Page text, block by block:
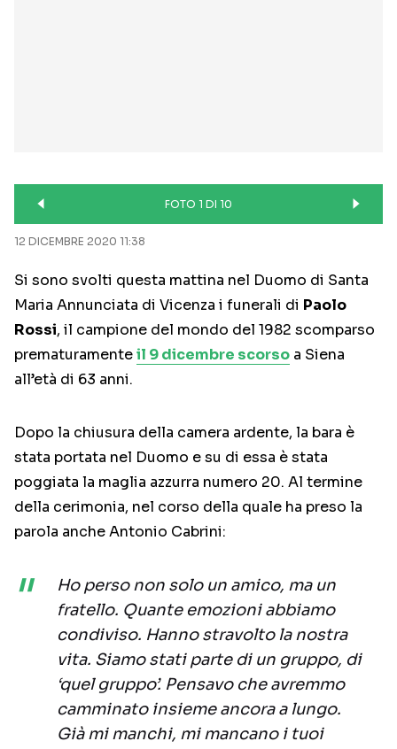
FOTO 1 DI 10
12 DICEMBRE 2020 11:38
Si sono svolti questa mattina nel Duomo di Santa
Maria Annunciata di Vicenza i funerali di Paolo
Rossi, il campione del mondo del 1982 scomparso
prematuramenteil 9 dicembre scorso a Siena
all’età di 63 anni.
Dopo la chiusura della camera ardente, la bara è
stata portata nel Duomo e su di essa è stata
poggiata la maglia azzurra numero 20. Al termine
della cerimonia, nel corso della quale ha preso la
parola anche Antonio Cabrini:
Ho perso non solo un amico, ma un
fratello. Quante emozioni abbiamo
condiviso. Hanno stravolto la nostra
vita. Siamo stati parte di un gruppo, di
‘quel gruppo’. Pensavo che avremmo
camminato insieme ancora a lungo.
Già mi manchi, mi mancano i tuoi